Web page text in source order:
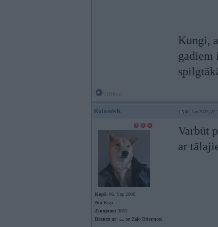
Kungi,
gadiem
RolandsK 05. Jan 2025,
Kopš: 06. Sep 2006
No: Rīga
Ziņojumi: 3653
Braucu ar: ᴑᴑ un Zaļo Briesmoni
Varbūt
ar